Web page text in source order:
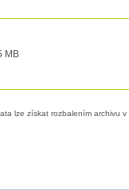
MB
lze získat rozbalením archivu